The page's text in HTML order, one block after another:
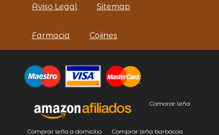
Aviso Legal Sitemap
Farmacia Cojines
Comorar leña
Comprar leña a domicilio Comprar leña barbacoa